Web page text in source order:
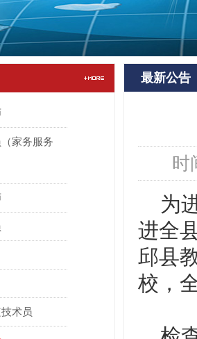
家务服务
术员
最新公告
时
为进
进全
邱县
校，